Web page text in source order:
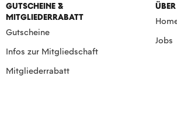
GUTSCHEINE &
MITGLIEDERRABATT
Gutscheine
Infos zur Mitgliedschaft
Mitgliederrabatt
Jobs